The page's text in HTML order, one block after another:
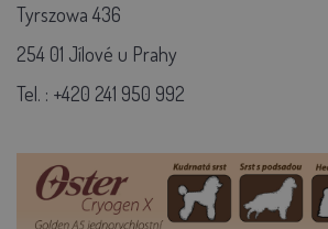
Tyrszowa 436
254 01 Jílové u Prahy
Tel. : +420 241 950 992